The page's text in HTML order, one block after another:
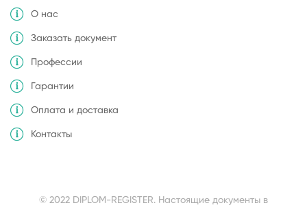
О нас
Заказать документ
Профессии
Гарантии
Оплата и доставка
Контакты
© 2022 DIPLOM-REGISTER. Настоящие документы в